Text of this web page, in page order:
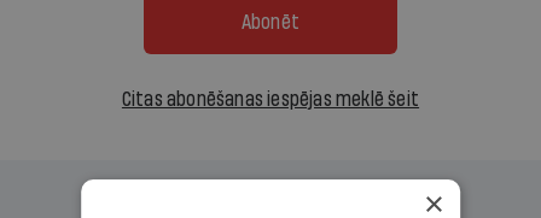
Abonēt
Citas abonēšanas iespējas meklē šeit
×